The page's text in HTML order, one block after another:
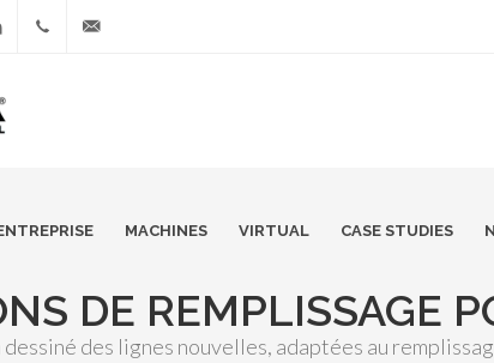
MACHINES VIRTUAL CASE STUDIES
DE REMPLISSAGE
dessiné des lignes nouvelles, adaptées au